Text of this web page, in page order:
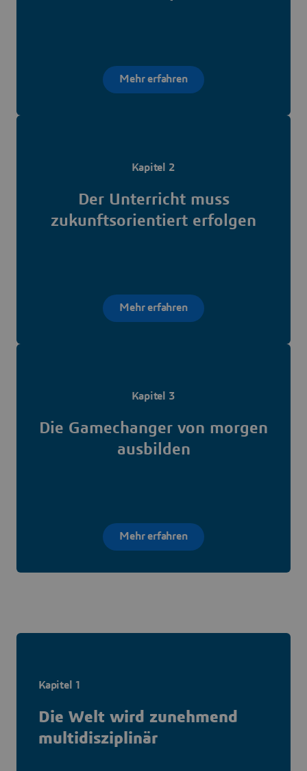
Mehr erfahren
Kapitel 2
Der Unterricht muss
zukunftsorientiert erfolgen
Mehr erfahren
Kapitel 3
Die Gamechanger von morgen
ausbilden
Mehr erfahren
Kapitel 1
Die Welt wird zunehmend
multidisziplinär